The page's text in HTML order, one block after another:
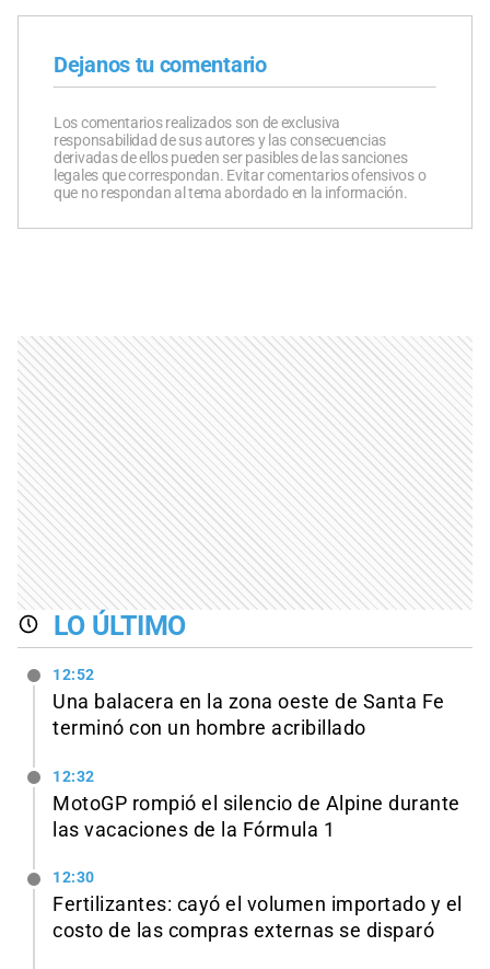
Dejanos tu comentario
Los comentarios realizados son de exclusiva
responsabilidad de sus autores y las consecuencias
derivadas de ellos pueden ser pasibles de las sanciones
legales que correspondan. Evitar comentarios ofensivos o
que no respondan al tema abordado en la información.
LO ÚLTIMO
12:52
Una balacera en la zona oeste de Santa Fe
terminó con un hombre acribillado
12:32
MotoGP rompió el silencio de Alpine durante
las vacaciones de la Fórmula 1
12:30
Fertilizantes: cayó el volumen importado y el
costo de las compras externas se disparó